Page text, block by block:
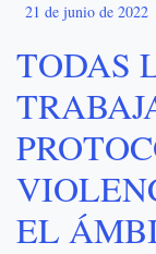
21 de junio de 2022
TODAS
EL